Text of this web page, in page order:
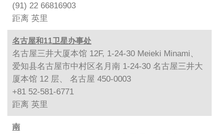
(91) 22 66816903
距离 英里
名古屋和11卫星办事处
名古屋三井大厦本馆 12F, 1-24-30 Meieki Minami、
爱知县名古屋市中村区名月南 1-24-30 名古屋三井大
厦本馆 12 层、 名古屋 450-0003
+81 52-581-6771
距离 英里
南